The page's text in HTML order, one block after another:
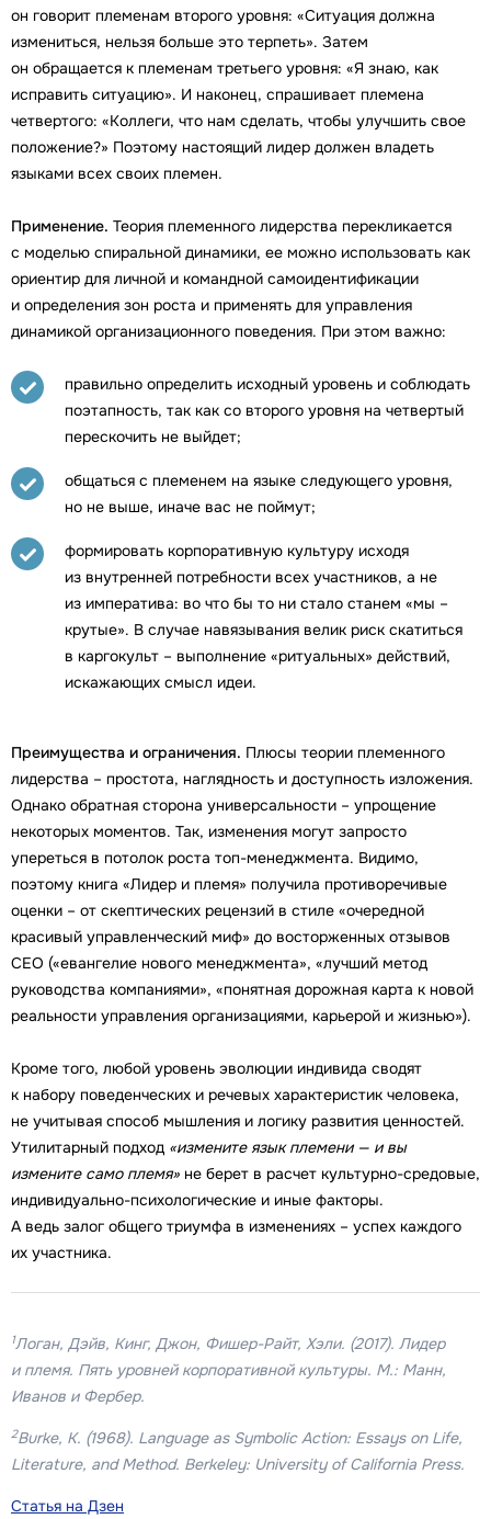
он говорит племенам второго уровня: «Ситуация должна
измениться, нельзя больше это терпеть». Затем
он обращается к племенам третьего уровня: «Я знаю, как
исправить ситуацию». И наконец, спрашивает племена
четвертого: «Коллеги, что нам сделать, чтобы улучшить свое
положение?» Поэтому настоящий лидер должен владеть
языками всех своих племен.
Применение. Теория племенного лидерства перекликается
с моделью спиральной динамики, ее можно использовать как
ориентир для личной и командной самоидентификации
и определения зон роста и применять для управления
динамикой организационного поведения. При этом важно:
правильно определить исходный уровень и соблюдать
поэтапность, так как со второго уровня на четвертый
перескочить не выйдет;
общаться с племенем на языке следующего уровня,
но не выше, иначе вас не поймут;
формировать корпоративную культуру исходя
из внутренней потребности всех участников, а не
из императива: во что бы то ни стало станем «мы –
крутые». В случае навязывания велик риск скатиться
в каргокульт – выполнение «ритуальных» действий,
искажающих смысл идеи.
Преимущества и ограничения. Плюсы теории племенного
лидерства – простота, наглядность и доступность изложения.
Однако обратная сторона универсальности – упрощение
некоторых моментов. Так, изменения могут запросто
упереться в потолок роста топ-менеджмента. Видимо,
поэтому книга «Лидер и племя» получила противоречивые
оценки – от скептических рецензий в стиле «очередной
красивый управленческий миф» до восторженных отзывов
СЕО («евангелие нового менеджмента», «лучший метод
руководства компаниями», «понятная дорожная карта к новой
реальности управления организациями, карьерой и жизнью»).
Кроме того, любой уровень эволюции индивида сводят
к набору поведенческих и речевых характеристик человека,
не учитывая способ мышления и логику развития ценностей.
Утилитарный подход «измените язык племени — и вы
измените само племя» не берет в расчет культурно-средовые,
индивидуально-психологические и иные факторы.
А ведь залог общего триумфа в изменениях – успех каждого
их участника.
1Логан, Дэйв, Кинг, Джон, Фишер-Райт, Хэли. (2017). Лидер
и племя. Пять уровней корпоративной культуры. М.: Манн,
Иванов и Фербер.
2Burke, K. (1968). Language as Symbolic Action: Essays on Life,
Literature, and Method. Berkeley: University of California Press.
Статья на Дзен